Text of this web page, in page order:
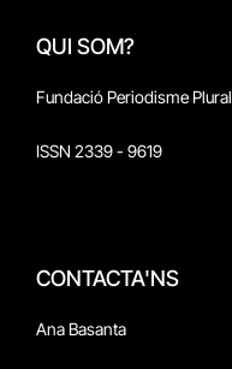
QUI SOM?
Fundació Periodisme Plural
ISSN 2339 - 9619
CONTACTA'NS
Ana Basanta